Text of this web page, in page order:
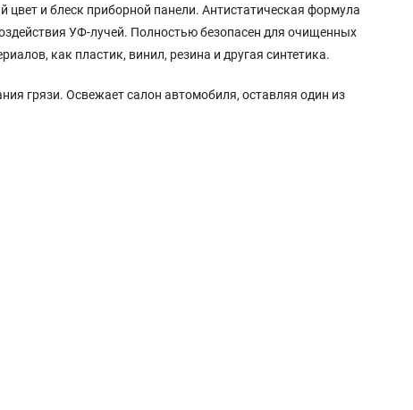
и блеск приборной панели. Антистатическая формула
УФ-лучей. Полностью безопасен для очищенных
как пластик, винил, резина и другая синтетика.
грязи. Освежает салон автомобиля, оставляя один из